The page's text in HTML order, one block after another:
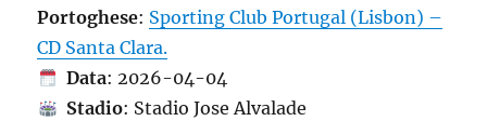
Portoghese: Sporting Club Portugal (Lisbon) –
CD Santa Clara.
Data: 2026-04-04
Stadio: Stadio Jose Alvalade